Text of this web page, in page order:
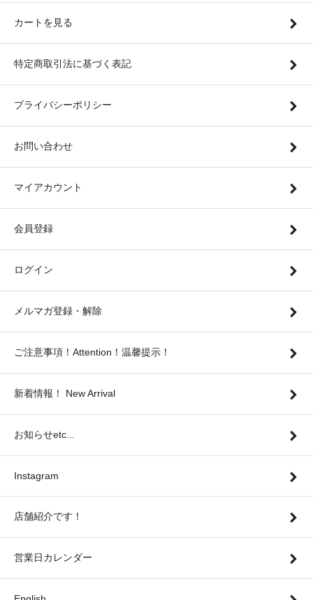
カートを見る
特定商取引法に基づく表記
プライバシーポリシー
お問い合わせ
マイアカウント
会員登録
ログイン
メルマガ登録・解除
ご注意事項！Attention！温馨提示！
新着情報！ New Arrival
お知らせetc...
Instagram
店舗紹介です！
営業日カレンダー